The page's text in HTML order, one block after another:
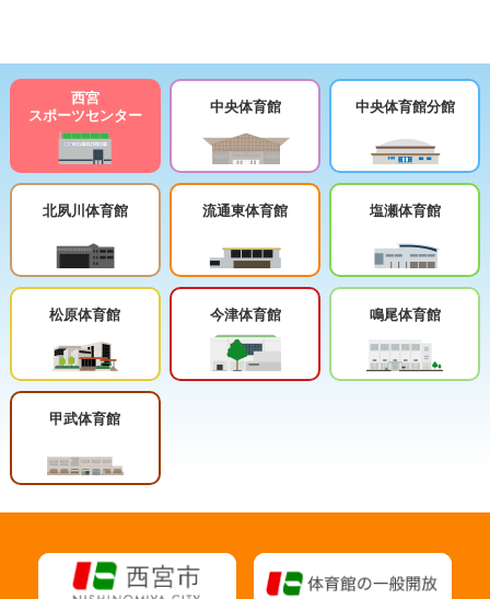
西宮
スポーツセンター
中央体育館 中央体育館分館
北夙川体育館 流通東体育館 塩瀬体育館
松原体育館 今津体育館 鳴尾体育館
甲武体育館